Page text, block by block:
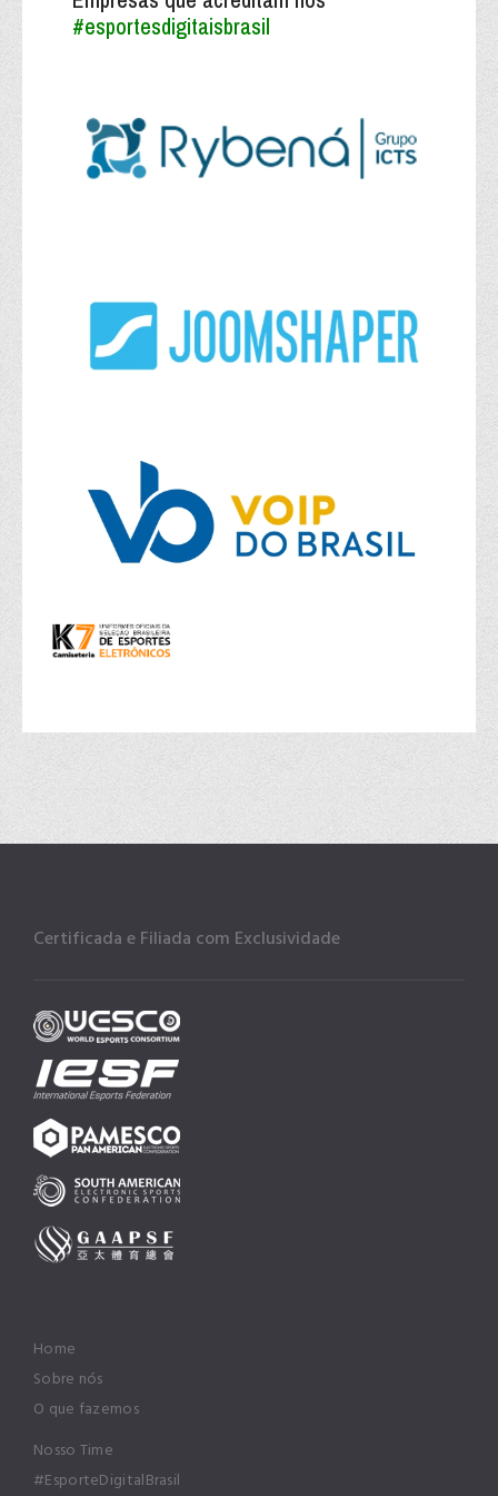
#esportesdigitaisbrasil
Certificada e Filiada com Exclusividade
Home
Sobre nós
O que fazemos
Nosso Time
#EsporteDigitalBrasil